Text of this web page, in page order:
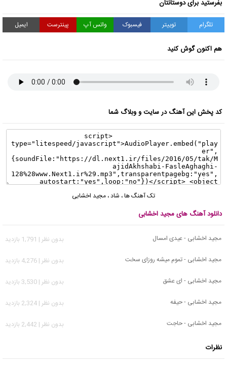
بفرستید برای دوستانتان
تلگرام توییتر فیسبوک واتس آپ پینترست ایمیل
هم اکنون گوش کنید
کد پخش این آهنگ در سایت و وبلاگ شما
تک آهنگ ها، شاد، مجید اخشابی
دانلود آهنگ های مجید اخشابی
مجید اخشابی - عیدی امسال
بدون نظر | 1,791 بازدید
مجید اخشابی - تموم میشه روزای سخت
بدون نظر | 4,276 بازدید
مجید اخشابی - ای عشق
بدون نظر | 3,530 بازدید
مجید اخشابی - حیفه
بدون نظر | 2,324 بازدید
مجید اخشابی - حاجت
بدون نظر | 2,442 بازدید
نظرات